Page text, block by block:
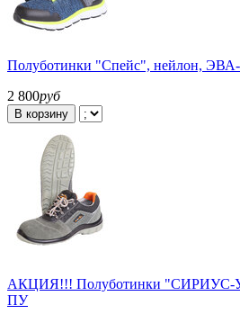
Полуботинки "Спейс", нейлон, ЭВА-
2 800руб
В корзину
АКЦИЯ!!! Полуботинки "СИРИУС-
ПУ